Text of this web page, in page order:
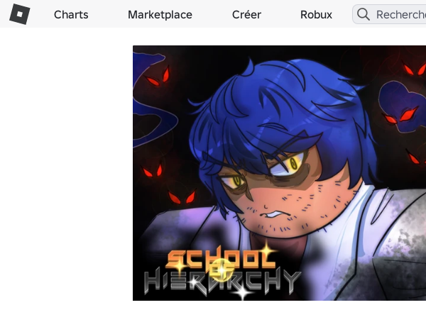
Charts Marketplace Créer Robux